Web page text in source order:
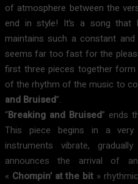
of atmosphere between the
end in style! It’s a song that
maintains such a constant
seems far too fast for the
first three pieces together
of the rhythm of the music to
and Bruised”.
“Breaking and Bruised” ends
This piece begins in a very
instruments vibrate,
announces the arrival of
« Chompin’ at the bit »